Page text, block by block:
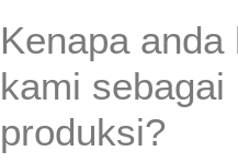
Kenapa
kami sebagai
produksi?